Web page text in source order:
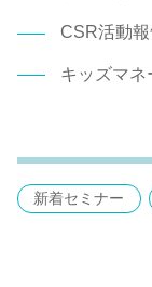
CSR活動
キッズマネ
新着セミナー